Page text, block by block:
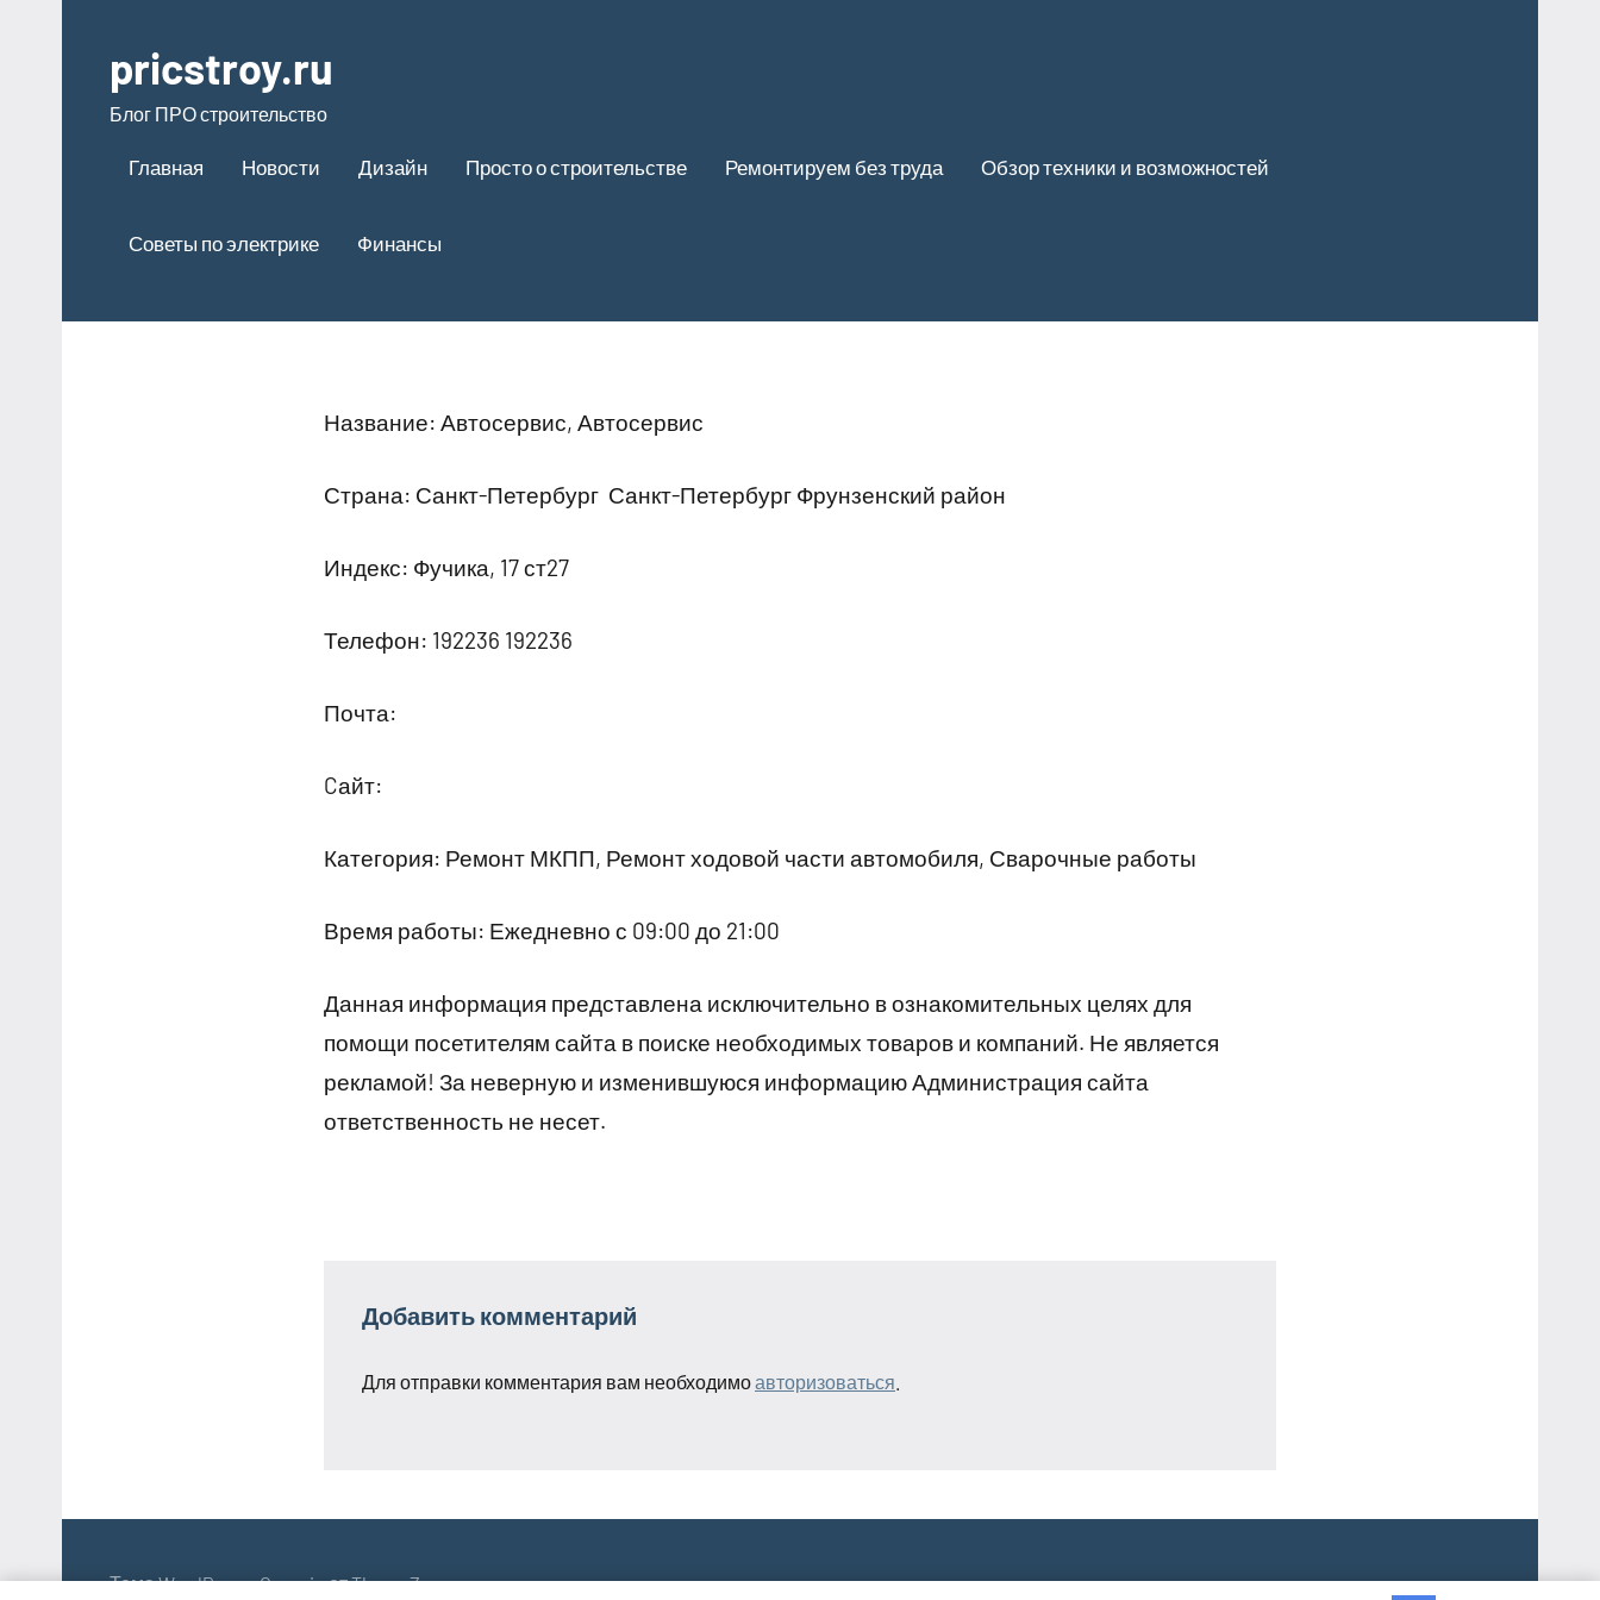
содержимому
pricstroy.ru
Блог ПРО строительство
Главная Новости Дизайн Просто о строительстве Ремонтируем без труда Обзор техники и возможностей
Советы по электрике Финансы
Название: Автосервис, Автосервис
Страна: Санкт-Петербург Санкт-Петербург Фрунзенский район
Индекс: Фучика, 17 ст27
Телефон: 192236 192236
Почта:
Cайт:
Категория: Ремонт МКПП, Ремонт ходовой части автомобиля, Сварочные работы
Время работы: Ежедневно с 09:00 до 21:00
Данная информация представлена исключительно в ознакомительных целях для
помощи посетителям сайта в поиске необходимых товаров и компаний. Не является
рекламой! За неверную и изменившуюся информацию Администрация сайта
ответственность не несет.
Добавить комментарий
Для отправки комментария вам необходимоавторизоваться
Тема WordPress: Occasio от ThemeZee.